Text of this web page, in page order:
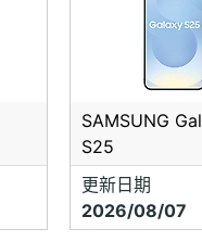
SAMSUNG
S25
更新日期
2026/08/07